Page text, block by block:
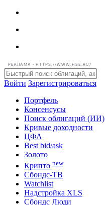
РЕКЛАМА • HTTPS://WWW.HSE.RU/
Войти Зарегистрироваться
Портфель
Консенсусы
Поиск облигаций (ИИ)
Кривые доходности
ЦФА
Best bid/ask
Золото
Крипто new